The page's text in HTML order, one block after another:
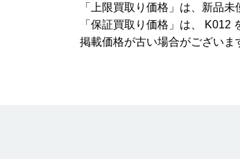
「上限買取り価格」は、新品
「保証買取り価格」は、 K012
掲載価格が古い場合がございま